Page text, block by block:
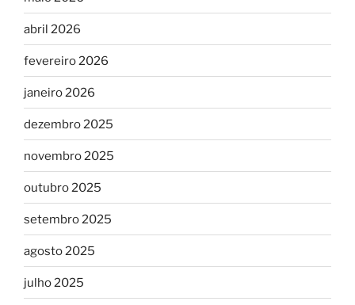
abril 2026
fevereiro 2026
janeiro 2026
dezembro 2025
novembro 2025
outubro 2025
setembro 2025
agosto 2025
julho 2025